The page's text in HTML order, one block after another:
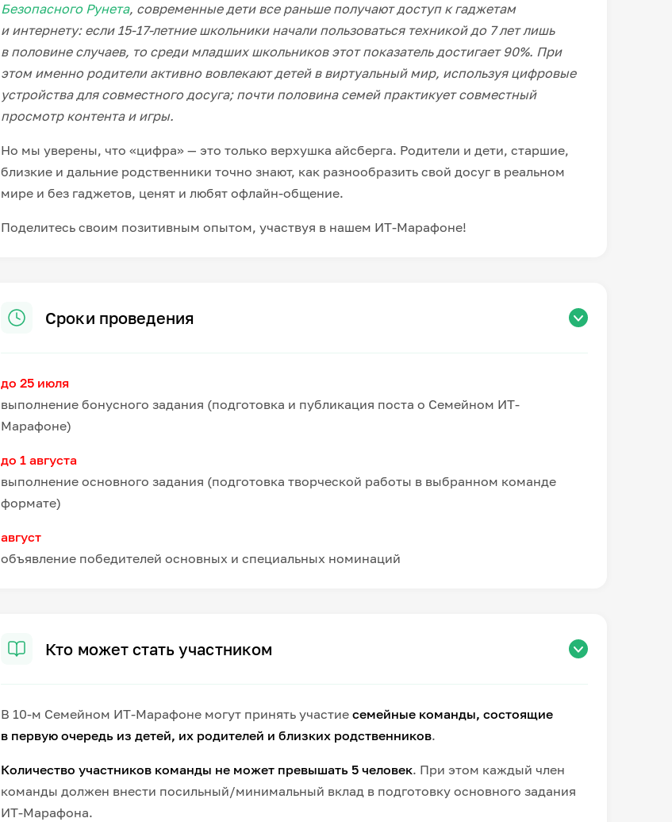
Безопасного Рунета, современные дети все раньше получают доступ к гаджетам
и интернету: если 15-17-летние школьники начали пользоваться техникой до 7 лет лишь
в половине случаев, то среди младших школьников этот показатель достигает 90%. При
этом именно родители активно вовлекают детей в виртуальный мир, используя цифровые
устройства для совместного досуга; почти половина семей практикует совместный
просмотр контента и игры.
Но мы уверены, что «цифра» — это только верхушка айсберга. Родители и дети, старшие,
близкие и дальние родственники точно знают, как разнообразить свой досуг в реальном
мире и без гаджетов, ценят и любят офлайн-общение.
Поделитесь своим позитивным опытом, участвуя в нашем ИТ-Марафоне!
Сроки проведения
до 25 июля
выполнение бонусного задания (подготовка и публикация поста о Семейном ИТ-
Марафоне)
до 1 августа
выполнение основного задания (подготовка творческой работы в выбранном команде
формате)
август
объявление победителей основных и специальных номинаций
Кто может стать участником
В 10-м Семейном ИТ-Марафоне могут принять участие семейные команды, состоящие
в первую очередь из детей, их родителей и близких родственников.
Количество участников команды не может превышать 5 человек. При этом каждый член
команды должен внести посильный/минимальный вклад в подготовку основного задания
ИТ-Марафона.